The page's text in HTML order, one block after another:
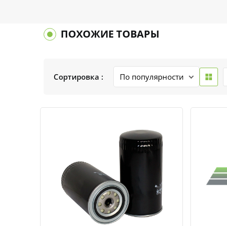
ПОХОЖИЕ ТОВАРЫ
Сортировка :
Быстрый просмотрДобавить к сравнениюДобавить в избранное